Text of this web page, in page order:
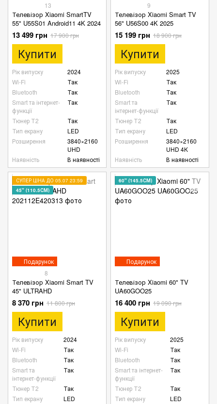
13
Телевізор Xiaomi SmartTV
55" U55S01 Android11 4K 2024
13 499 грн 17 900 грн
Купити
Рік випуску
2024
Wi-Fi
Так
Bluetooth
Так
Smart та інтернет-
функції
Так
Тюнер Т2
Так
Тип екрану
LED
Розширення
3840×2160
UHD
Наявність
В наявності
9
Телевізор Xiaomi Smart TV
56" U56S00 4K 2025
15 199 грн 18 900 грн
Купити
Рік випуску
2025
Wi-Fi
Так
Bluetooth
Так
Smart та
інтернет-функції
Так
Тюнер Т2
Так
Тип екрану
LED
Розширення
3840×2160
UHD 4K
Наявність
В наявності
Подарунок
СУПЕР ЦІНА ДО 05.07 23:59
45" (110.5СМ)
8
Телевізор Xiaomi Smart TV
45" ULTRAHD
8 370 грн 11 800 грн
Купити
Рік випуску
2024
Wi-Fi
Так
Bluetooth
Так
Smart та
інтернет-функції
Так
Тюнер Т2
Так
Тип екрану
LED
Подарунок
60" (145.5СМ)
Телевізор Xiaomi 60" TV
UA60GOO25
16 400 грн 19 090 грн
Купити
Рік випуску
2025
Wi-Fi
Так
Bluetooth
Так
Smart та інтернет-
функції
Так
Тюнер Т2
Так
Тип екрану
LED